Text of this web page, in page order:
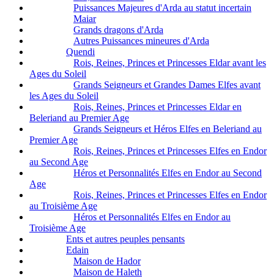
Puissances Majeures d'Arda au statut incertain
Maiar
Grands dragons d'Arda
Autres Puissances mineures d'Arda
Quendi
Rois, Reines, Princes et Princesses Eldar avant les
Ages du Soleil
Grands Seigneurs et Grandes Dames Elfes avant
les Ages du Soleil
Rois, Reines, Princes et Princesses Eldar en
Beleriand au Premier Age
Grands Seigneurs et Héros Elfes en Beleriand au
Premier Age
Rois, Reines, Princes et Princesses Elfes en Endor
au Second Age
Héros et Personnalités Elfes en Endor au Second
Age
Rois, Reines, Princes et Princesses Elfes en Endor
au Troisième Age
Héros et Personnalités Elfes en Endor au
Troisième Age
Ents et autres peuples pensants
Edain
Maison de Hador
Maison de Haleth